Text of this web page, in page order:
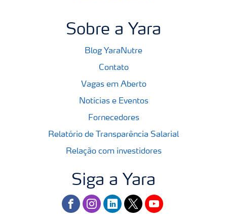
Sobre a Yara
Blog YaraNutre
Contato
Vagas em Aberto
Notícias e Eventos
Fornecedores
Relatório de Transparência Salarial
Relação com investidores
Siga a Yara
facebookinstagram
linkedintwitteryoutube